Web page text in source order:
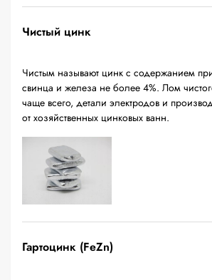
Чистый цинк
Чистым называют цинк с содержанием
свинца и железа не более 4%. Лом
чаще всего, детали электродов и
от хозяйственных цинковых ванн.
Гартоцинк (FeZn)